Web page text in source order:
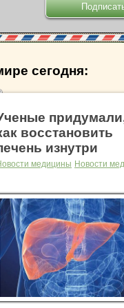
сегодня:
восстановить
изнутри
медицины Новости